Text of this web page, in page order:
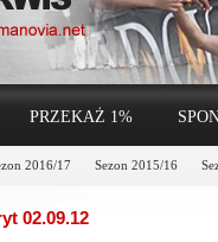
PRZEKAŻ 1%
2016/17 Sezon 2015/16
02.09.12